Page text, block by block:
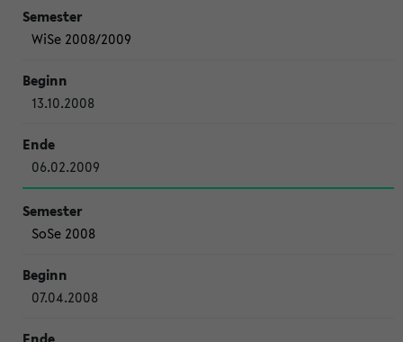
WiSe 2008/2009
13.10.2008
06.02.2009
SoSe 2008
07.04.2008